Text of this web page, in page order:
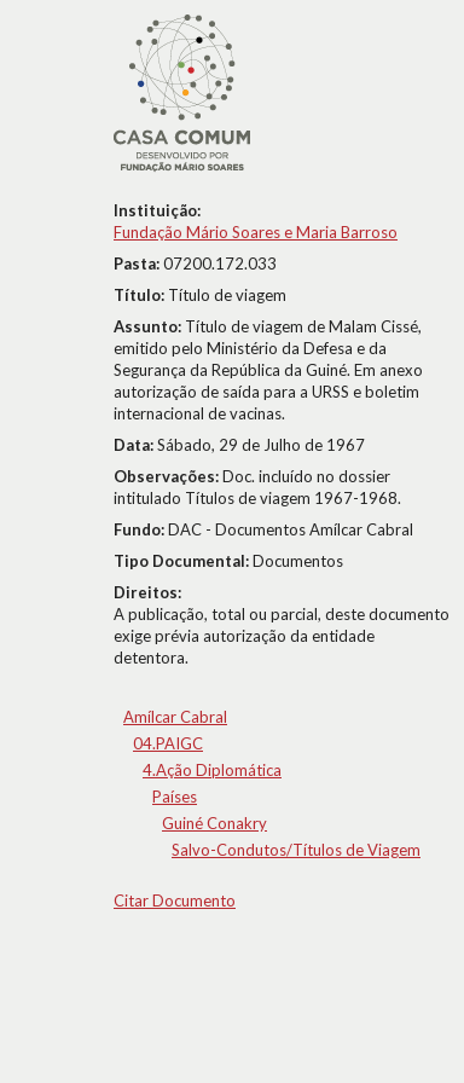
Instituição:
Fundação Mário Soares e Maria Barroso
Pasta:07200.172.033
Título: Título de viagem
Assunto: Título de viagem de Malam Cissé,
emitido pelo Ministério da Defesa e da
Segurança da República da Guiné. Em anexo
autorização de saída para a URSS e boletim
internacional de vacinas.
Data:Sábado, 29 de Julho de 1967
Observações:Doc. incluído no dossier
intitulado Títulos de viagem 1967-1968.
Fundo:DAC - Documentos Amílcar Cabral
Tipo Documental:Documentos
Direitos:
A publicação, total ou parcial, deste documento
exige prévia autorização da entidade
detentora.
Amílcar Cabral
04.PAIGC
4.Ação Diplomática
Países
Guiné Conakry
Salvo-Condutos/Títulos de Viagem
Citar Documento